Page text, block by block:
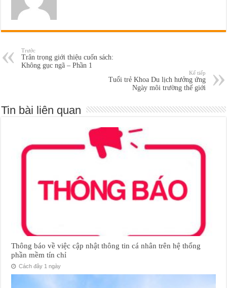
Trước
Trân trọng giới thiệu cuốn sách:
Không gục ngã – Phần 1
Kế tiếp
Tuổi trẻ Khoa Du lịch hưởng ứng
Ngày môi trường thế giới
Tin bài liên quan
Thông báo về việc cập nhật thông tin cá nhân trên hệ thống
phần mềm tín chỉ
Cách đây 1 ngày